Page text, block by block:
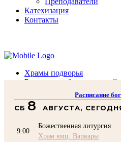
Катехизация
Контакты
Храмы подворья
Расписание богослужений
Воскресная школа
Преподаватели
КОНТАКТЫ
Помочь Подворью
Расписание
СБ 8 АВГУСТА,
9:00
Божественная литургия
Храм вмц. Варвары